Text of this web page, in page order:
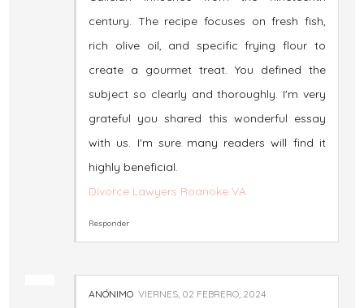
century. The recipe focuses on fresh fish,
rich olive oil, and specific frying flour to
create a gourmet treat. You defined the
subject so clearly and thoroughly. I'm very
grateful you shared this wonderful essay
with us. I'm sure many readers will find it
highly beneficial.
Divorce Lawyers Roanoke VA
Responder
ANÓNIMO VIERNES, 02 FEBRERO, 2024